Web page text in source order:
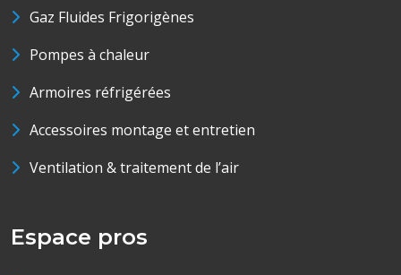
Gaz Fluides Frigorigènes
Pompes à chaleur
Armoires réfrigérées
Accessoires montage et entretien
Ventilation & traitement de l’air
Espace pros